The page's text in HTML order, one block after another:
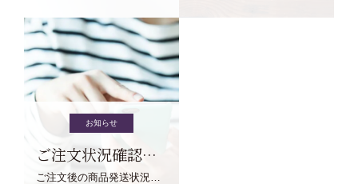
お知らせ
ご注文状況確認について